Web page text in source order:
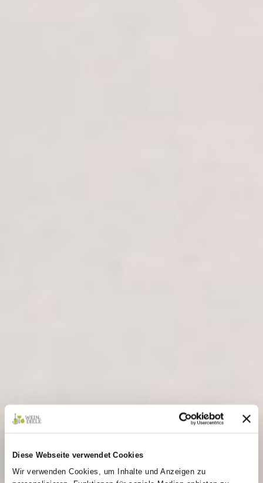
Diese Webseite verwendet Cookies
Wir verwenden Cookies, um Inhalte und Anzeigen zu